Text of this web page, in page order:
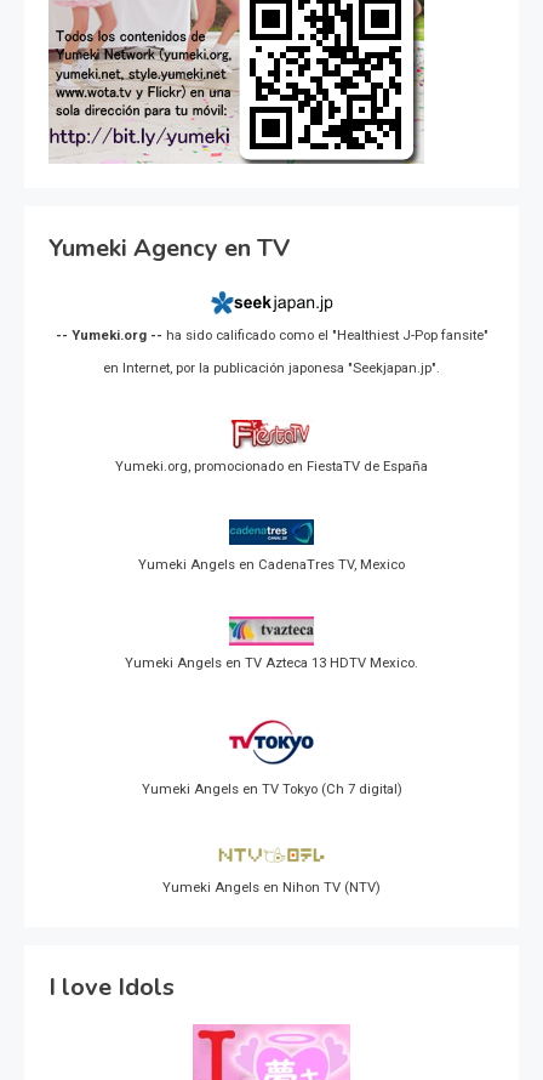
Yumeki Agency en TV
-- Yumeki.org -- ha sido calificado como el "Healthiest J-Pop fansite"
en Internet, por la publicación japonesa "Seekjapan.jp".
Yumeki.org, promocionado en FiestaTV de España
Yumeki Angels en CadenaTres TV, Mexico
Yumeki Angels en TV Azteca 13 HDTV Mexico.
Yumeki Angels en TV Tokyo (Ch 7 digital)
Yumeki Angels en Nihon TV (NTV)
I love Idols